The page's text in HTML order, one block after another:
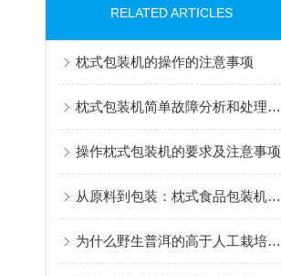
RELATED ARTICLES
枕式包装机的操作的注意事项
枕式包装机简单故障分析和处理方式介绍
操作枕式包装机的要求及注意事项
从原料到包装：枕式食品包装机的全面应用
为什么野生普洱的高于人工栽培的茶